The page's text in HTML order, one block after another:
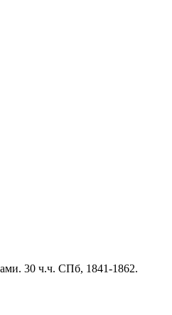
30 ч.ч. СПб, 1841-1862.